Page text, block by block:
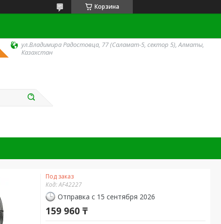
Корзина
ул.Владимира Радостовца, 77 (Саламат-5, сектор 5), Алматы,
Казахстан
Под заказ
Код:AF42227
Отправка с 15 сентября 2026
159 960 ₸